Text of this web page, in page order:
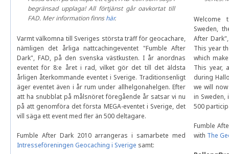
begränsad upplaga! All förtjänst går oavkortat till
FAD. Mer information finnshär.
Varmt välkomna till Sveriges största träff för geocachare,
nämligen det årliga nattcachingeventet "Fumble After
Dark", FAD, på den svenska västkusten. I år anordnas
eventet för 8:e året i rad, vilket gör det till det äldsta
årligen återkommande eventet i Sverige. Traditionsenligt
äger eventet även i år rum under allhelgonahelgen. Efter
att ha snubblat på målsnöret föregående år satsar vi nu
på att genomföra det första MEGA-eventet i Sverige, det
vill säga ett event med fler än 500 deltagare.
Fumble After Dark 2010 arrangeras i samarbete med
Intresseföreningen Geocaching i Sverige samt:
Welcome
Sweden,
After
This year
which
This year,
during
we will
in
500
Fumble
with The